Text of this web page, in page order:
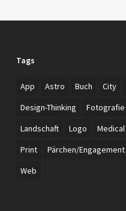
Tags
App Astro Buch City
Design-Thinking
Fotografie
Landschaft
Logo Medical
Print
Pärchen/Engagement
Web